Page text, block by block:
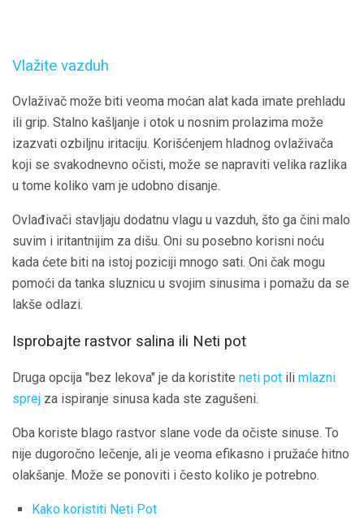
Vlažite vazduh
Ovlaživač može biti veoma moćan alat kada imate prehladu
ili grip. Stalno kašljanje i otok u nosnim prolazima može
izazvati ozbiljnu iritaciju. Korišćenjem hladnog ovlaživača
koji se svakodnevno očisti, može se napraviti velika razlika
u tome koliko vam je udobno disanje.
Ovlađivači stavljaju dodatnu vlagu u vazduh, što ga čini malo
suvim i iritantnijim za dišu. Oni su posebno korisni noću
kada ćete biti na istoj poziciji mnogo sati. Oni čak mogu
pomoći da tanka sluznicu u svojim sinusima i pomažu da se
lakše odlazi.
Isprobajte rastvor salina ili Neti pot
Druga opcija "bez lekova" je da koristite neti pot ili mlazni
sprej za ispiranje sinusa kada ste zagušeni.
Oba koriste blago rastvor slane vode da očiste sinuse. To
nije dugoročno lečenje, ali je veoma efikasno i pružaće hitno
olakšanje. Može se ponoviti i često koliko je potrebno.
Kako koristiti Neti Pot